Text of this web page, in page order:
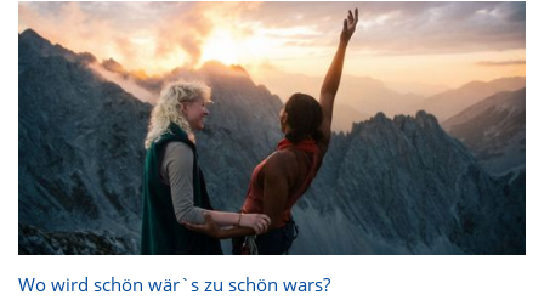
Wo wird schön wär`s zu schön wars?